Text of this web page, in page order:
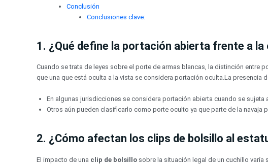
Conclusión
Conclusiones clave:
1. ¿Qué define la portación abierta frente a
Cuando se trata de leyes sobre el porte de armas blancas, la distinción entre
que una que está oculta a la vista se considera portación oculta.La presencia
En algunas jurisdicciones se considera portación abierta cuando se sujeta
Otros aún pueden clasificarlo como porte oculto ya que parte de la navaja
2. ¿Cómo afectan los clips de bolsillo al
El impacto de una clip de bolsillo sobre la situación legal de un cuchillo